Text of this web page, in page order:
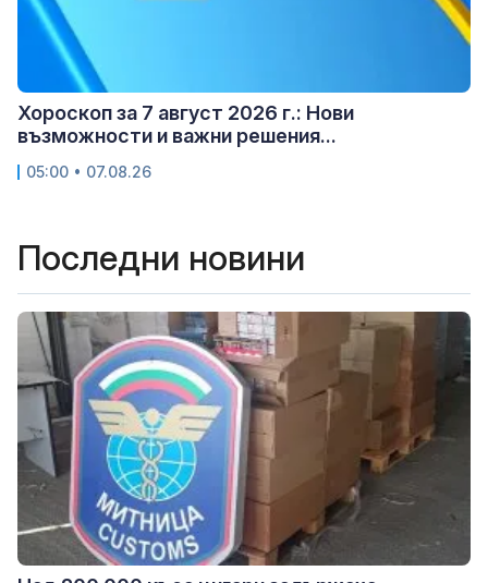
Хороскоп за 7 август 2026 г.: Нови
възможности и важни решения...
05:00 • 07.08.26
Последни новини